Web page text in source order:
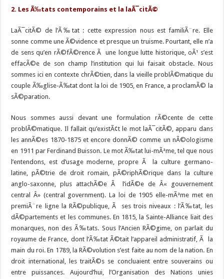
2. Les Ã‰tats contemporains et la laÃ¯citÃ©
LaÃ¯citÃ© de l’Ã‰tat : cette expression nous est familiÃ¨re. Elle
sonne comme une Ã©vidence et presque un truisme. Pourtant, elle n’a
de sens qu’en rÃ©fÃ©rence Ã une longue lutte historique, oÃ¹ s’est
effacÃ©e de son champ l’institution qui lui faisait obstacle. Nous
sommes ici en contexte chrÃ©tien, dans la vieille problÃ©matique du
couple Ã‰glise-Ã‰tat dont la loi de 1905, en France, a proclamÃ© la
sÃ©paration.
Nous sommes aussi devant une formulation rÃ©cente de cette
problÃ©matique. Il fallait qu’existÃ¢t le mot laÃ¯citÃ©, apparu dans
les annÃ©es 1870-1875 et encore donnÃ© comme un nÃ©ologisme
en 1911 par Ferdinand Buisson. Le mot Ã‰tat lui-mÃªme, tel que nous
l’entendons, est d’usage moderne, propre Ã la culture germano-
latine, pÃ©trie de droit romain, pÃ©riphÃ©rique dans la culture
anglo-saxonne, plus attachÃ©e Ã l’idÃ©e de Â« gouvernement
central Â» (central government). La loi de 1905 elle-mÃªme met en
premiÃ¨re ligne la RÃ©publique, Ã ses trois niveaux : l’Ã‰tat, les
dÃ©partements et les communes. En 1815, la Sainte-Alliance liait des
monarques, non des Ã‰tats. Sous l’Ancien RÃ©gime, on parlait du
royaume de France, dont l’Ã‰tat Ã©tait l’appareil administratif, Ã la
main du roi. En 1789, la RÃ©volution s’est faite au nom de la nation. En
droit international, les traitÃ©s se concluaient entre souverains ou
entre puissances. Aujourd’hui, l’Organisation des Nations unies